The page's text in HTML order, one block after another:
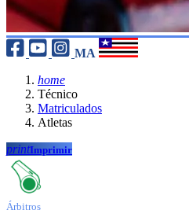
MA
home
Técnico
Matriculados
Atletas
printImprimir
Árbitros